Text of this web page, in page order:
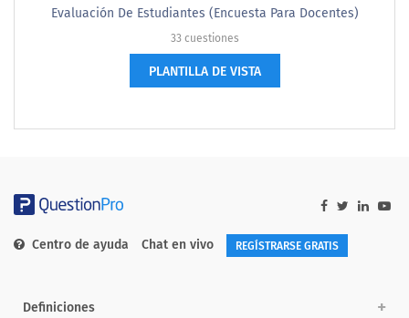
Evaluación De Estudiantes (encuesta Para Docentes)
33 cuestiones
PLANTILLA DE VISTA
Centro de ayuda Chat en vivo REGÍSTRARSE GRATIS
Definiciones